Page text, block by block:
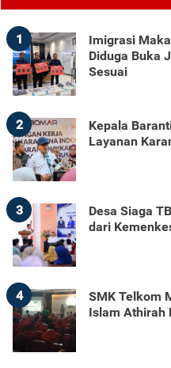
1
Imigrasi
Diduga Buka
Sesuai
2
Kepala
Layanan
3
Desa Siaga
dari
4
SMK Telkom
Islam Athirah